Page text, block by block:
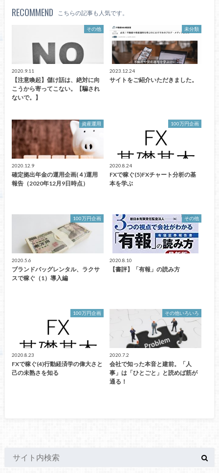
RECOMMEND こちらの記事も人気です。
その他
2020.9.11
【注意喚起】儲け話は、絶対に向
こうから寄ってこない。【騙され
ないで。】
未分類
2023.12.24
サイトをご紹介いただきました。
資産運用
2020.12.9
確定拠出年金の運用企画(４)運用
報告（2020年12月9日時点）
100万円企画
2020.8.24
FXで稼ぐ(5)FXチャート分析の基
本を学ぶ
100万円企画
2020.5.6
ブランドバッグレンタル、ラクサ
スで稼ぐ（1）導入編
その他
2020.8.10
【書評】「有報」の読み方
100万円企画
2020.8.23
FXで稼ぐ(4)行動経済学の偉大さと
己の未熟さを知る
その他いろいろ
2020.7.2
会社で知った本音と建前。「人
事」は「ひとごと」と読めば筋が
通る！